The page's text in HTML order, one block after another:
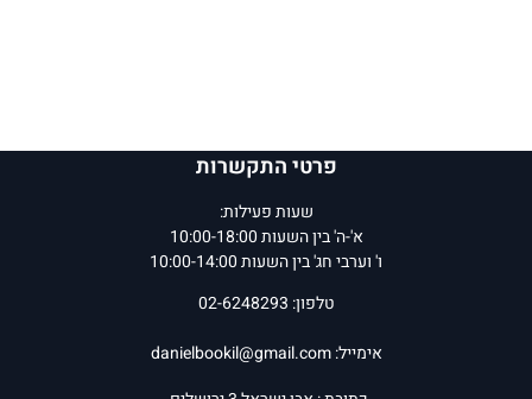
פרטי התקשרות
שעות פעילות:
א'-ה' בין השעות 10:00-18:00
ו' וערבי חג' בין השעות 10:00-14:00
טלפון: 02-6248293
אימייל:danielbookil@gmail.com